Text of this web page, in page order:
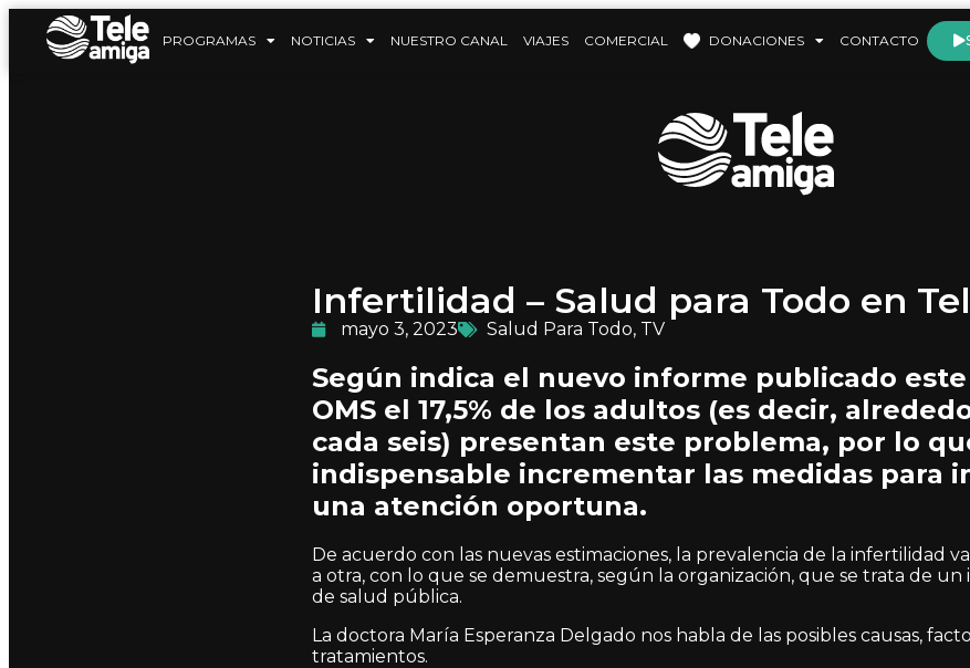
PROGRAMAS NOTICIAS NUESTRO CANAL VIAJES COMERCIAL DONACIONES CONTACTO
Infertilidad – Salud para Todo en
mayo 3, 2023 Salud Para Todo, TV
Según indica el nuevo informe publicado
OMS el 17,5% de los adultos (es decir,
cada seis) presentan este problema, por lo
indispensable incrementar las medidas para
una atención oportuna.
De acuerdo con las nuevas estimaciones, la prevalencia de la infertilidad
a otra, con lo que se demuestra, según la organización, que se trata de
de salud pública.
La doctora María Esperanza Delgado nos habla de las posibles causas,
tratamientos.